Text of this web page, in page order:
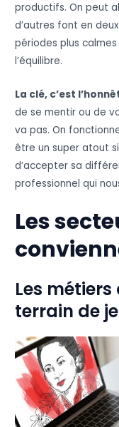
productifs. On peut
d’autres font en
périodes plus
l’équilibre.
La clé, c’est
de se mentir ou de
va pas. On
être un super atout si
d’accepter sa
professionnel qui
Les
Les
terrain de